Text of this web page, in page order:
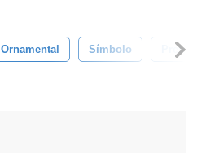
Ornamental Símbolo Preto